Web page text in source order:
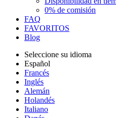
0% de comisión
FAQ
FAVORITOS
Blog
Seleccione su idioma
Español
Francés
Inglés
Alemán
Holandés
Italiano